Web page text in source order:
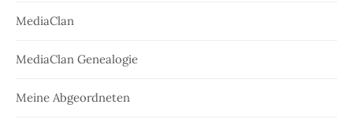
MediaClan
MediaClan Genealogie
Meine Abgeordneten